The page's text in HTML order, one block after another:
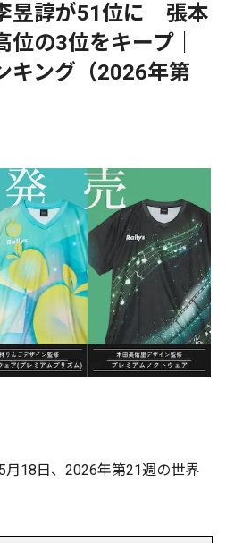
昱諄が51位に 張本
の3位をキープ｜
キング（2026年第
月18日、2026年第21週の世界